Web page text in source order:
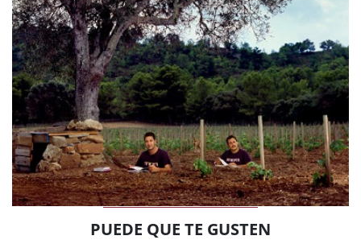
PUEDE QUE TE GUSTEN